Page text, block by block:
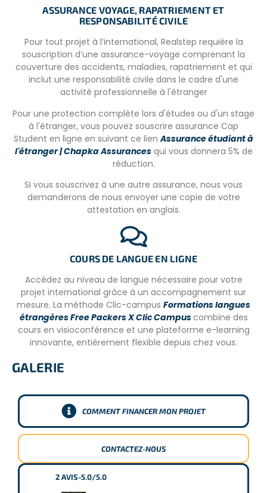
sud-africain traditionnel (braai). Tous les dîners
comprennent une viande, des féculents et des légumes.
Du thé et du café sont disponibles pour les volontaires,
ainsi qu’un frigo pour garder leur propre nourriture et
boissons. Veuillez nous informer à l’avance si vous avez
desbesoins particuliers concernant la nourriture.
Il y a une blanchisserie sur place. Vous pouvez laver vos
vêtements vous-même ou nous pouvons les laver pour
50,00 R par paquet. Veuillez noter : nous ne sommes pas
responsables des dommages causés aux vêtements
Il n’y a pas de Wifi dans ce projet en raison de la mauvaise
réception. Nous vous recommandons d’acheter une
carte SIM à votre arrivée pour vous connecter à internet.
CONDITIONS POUR PARTICIPER
– Vaccins : Diphtérie, Typhus, Typhoïde, Hépatite A et
Anti-polio. Rage et anti-paludiques sont recommandés
mais pas obligatoires.
– Copie du passeport.
ASSURANCE VOYAGE, RAPATRIEMENT ET
RESPONSABILITÉ CIVILE
Pour tout projet à l’international, Realstep requière la
souscription d’une assurance-voyage comprenant la
couverture des accidents, maladies, rapatriement et qui
inclut une responsabilité civile dans le cadre d'une
activité professionnelle à l'étranger
Pour une protection complète lors d'études ou d'un stage
à l'étranger, vous pouvez souscrire assurance Cap
Student en ligne en suivant ce lienAssurance étudiant à
l'étranger | Chapka Assurancesqui vous donnera 5% de
réduction.
Si vous souscrivez à une autre assurance, nous vous
demanderons de nous envoyer une copie de votre
attestation en anglais.
COURS DE LANGUE EN LIGNE
Accédez au niveau de langue nécessaire pour votre
projet international grâce à un accompagnement sur
mesure. La méthode Clic-campus Formations langues
étrangères Free Packers X Clic Campuscombine des
cours en visioconférence et une plateforme e-learning
innovante, entièrement flexible depuis chez vous.
GALERIE
COMMENT FINANCER MON PROJET
CONTACTEZ-NOUS
2AVIS-5.0/5.0